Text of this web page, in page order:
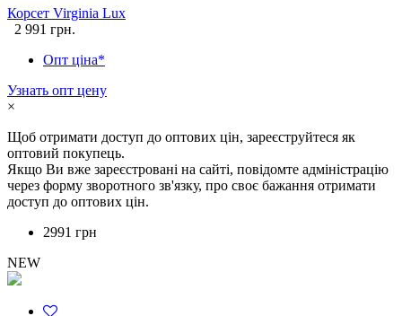
Корсет Virginia Lux
2 991 грн.
Опт ціна*
Узнать опт цену
×
Щоб отримати доступ до оптових цін, зареєструйтеся як
оптовий покупець.
Якщо Ви вже зареєстровані на сайті, повідомте адміністрацію
через форму зворотного зв'язку, про своє бажання отримати
доступ до оптових цін.
2991 грн
NEW